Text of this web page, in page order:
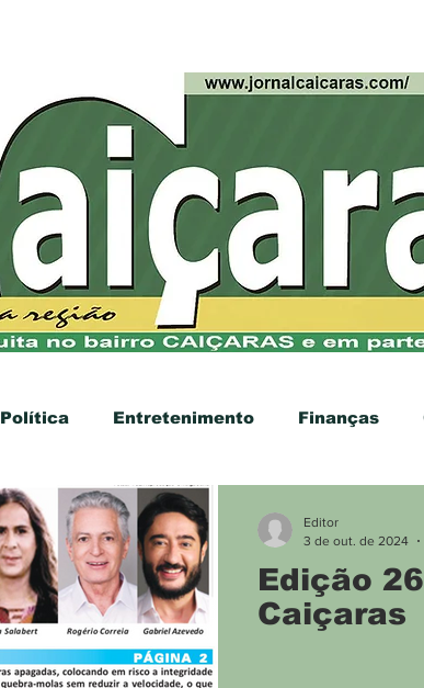
Política Entretenimento Finanças
Meio Ambiente Divulgação
Edição
Caiçaras
Editor
3 de out. de 2024